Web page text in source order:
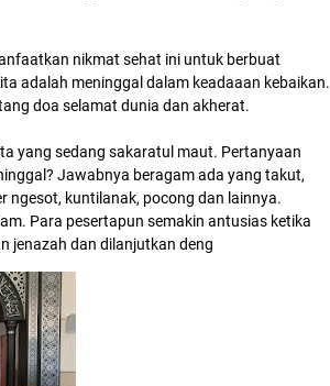
nikmat sehat ini untuk berbuat
adalah meninggal dalam keadaaan kebaikan.
doa selamat dunia dan akherat.
yang sedang sakaratul maut. Pertanyaan
Jawabnya beragam ada yang takut,
ngesot, kuntilanak, pocong dan lainnya.
Para pesertapun semakin antusias ketika
jenazah dan dilanjutkan deng